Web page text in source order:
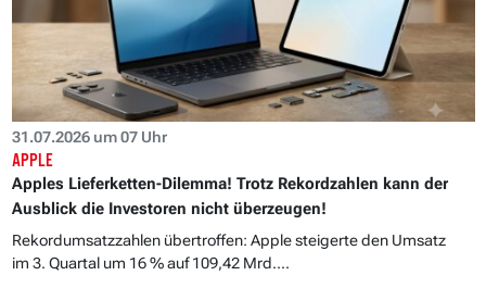
31.07.2026 um 07 Uhr
APPLE
Apples Lieferketten-Dilemma! Trotz Rekordzahlen kann der
Ausblick die Investoren nicht überzeugen!
Rekordumsatzzahlen übertroffen: Apple steigerte den Umsatz
im 3. Quartal um 16 % auf 109,42 Mrd....